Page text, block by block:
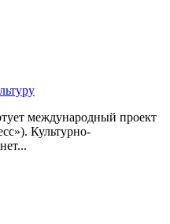
международный проект
Культурно-